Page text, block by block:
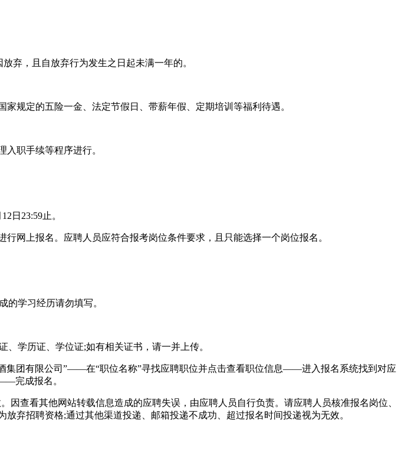
，且自放弃行为发生之日起未满一年的。
定的五险一金、法定节假日、带薪年假、定期培训等福利待遇。
职手续等程序进行。
日23:59止。
网上报名。应聘人员应符合报考岗位条件要求，且只能选择一个岗位报名。
学习经历请勿填写。
学历证、学位证;如有相关证书，请一并上传。
团有限公司”——在“职位名称”寻找应聘职位并点击查看职位信息——进入报名系统找到对应
完成报名。
查看其他网站转载信息造成的应聘失误，由应聘人员自行负责。请应聘人员核准报名岗位、
弃招聘资格;通过其他渠道投递、邮箱投递不成功、超过报名时间投递视为无效。